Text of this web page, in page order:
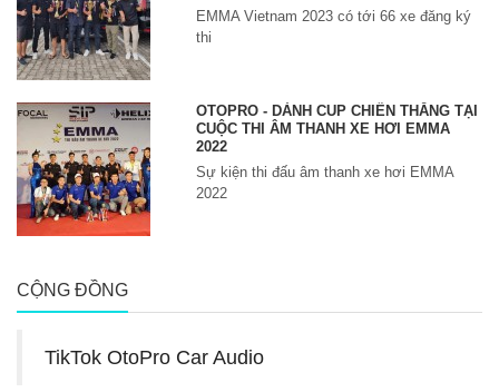
EMMA Vietnam 2023 có tới 66 xe đăng ký
thi
OTOPRO - DÀNH CUP CHIẾN THẮNG TẠI
CUỘC THI ÂM THANH XE HƠI EMMA
2022
Sự kiện thi đấu âm thanh xe hơi EMMA
2022
CỘNG ĐỒNG
TikTok OtoPro Car Audio